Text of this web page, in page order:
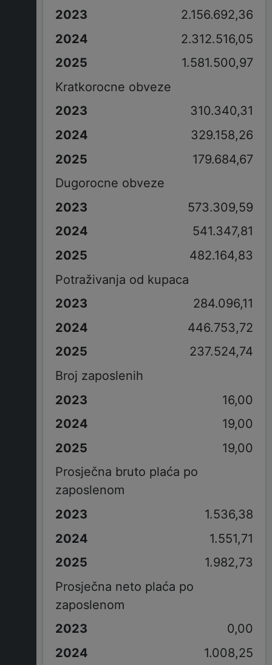
2.156.692,36
2.312.516,05
1.581.500,97
Kratkorocne obveze
310.340,31
329.158,26
179.684,67
Dugorocne obveze
573.309,59
541.347,81
482.164,83
Potraživanja od kupaca
284.096,11
446.753,72
237.524,74
Broj zaposlenih
16,00
19,00
19,00
Prosječna bruto plaća po
zaposlenom
1.536,38
1.551,71
1.982,73
Prosječna neto plaća po
zaposlenom
0,00
1.008,25